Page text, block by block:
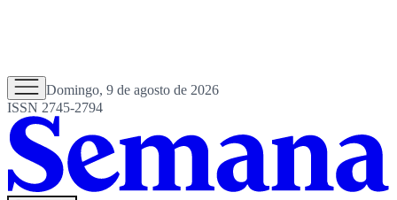
Domingo, 9 de agosto de 2026
ISSN 2745-2794